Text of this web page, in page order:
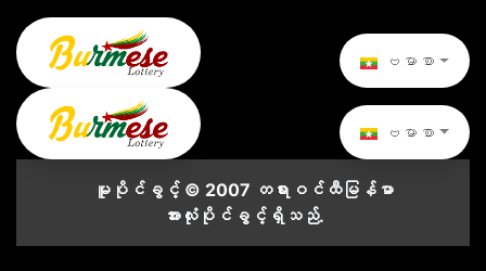
ဗမာစာ
ဗမာစာ
မူပိုင်ခွင့် © 2007 တရားဝင်ထီမြန်မာ
အားလုံးပိုင်ခွင့်ရှိသည်.